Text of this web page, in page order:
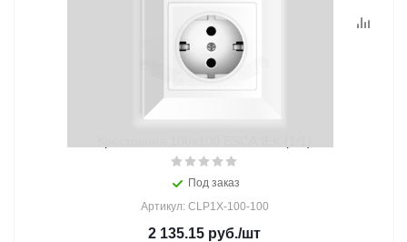
Под заказ
Артикул: CLP1X-100-100
2 135.15 руб./шт